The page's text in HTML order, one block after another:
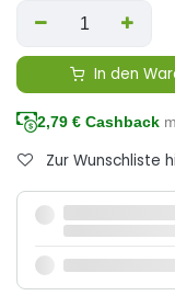
In den
2,79 € Cashback
Zur Wunschliste